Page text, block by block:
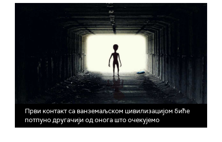
Први контакт са ванземаљском цивилизацијом биће
потпуно другачији од онога што очекујемо